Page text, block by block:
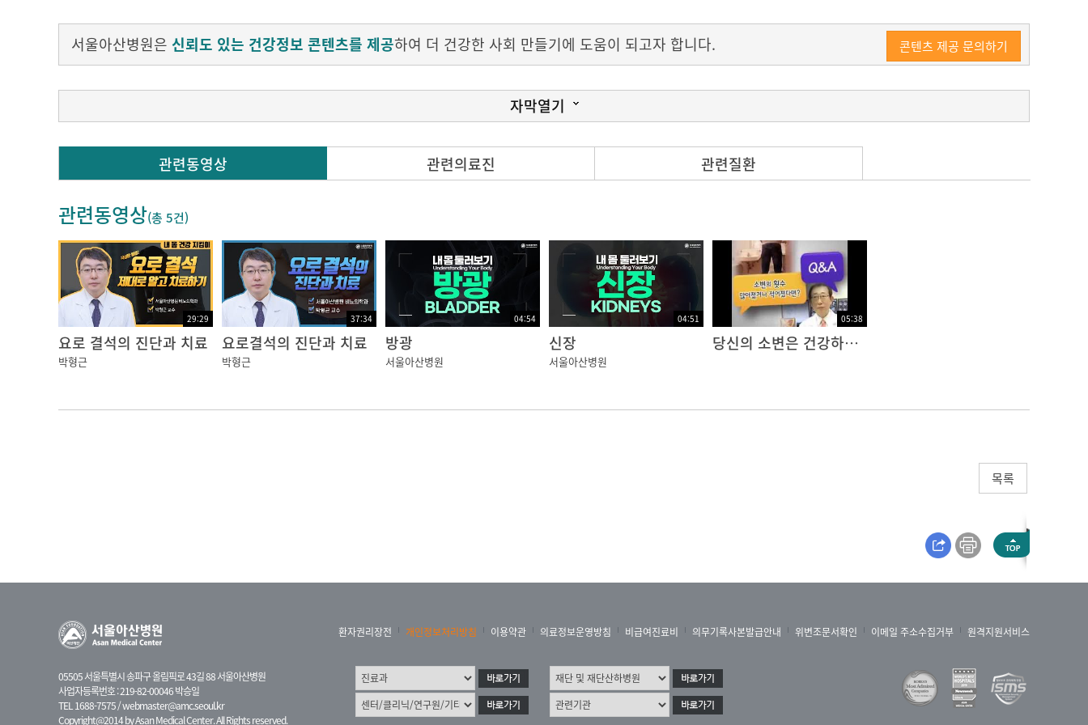
서울아산병원은 신뢰도 있는 건강정보 콘텐츠를 제공하여 더 건강한 사회 만들기에 도움이 되고자 합니다. 콘텐츠 제공 문의하기
자막열기
00:00
(TV에서) 요로 결석과 담석을 같이 취급을 해서 이에 대한 정보를 시청자분들에게 드리고 하는데 사실은 전혀 별개의 질환입니다. 생기는 원인과 생기는 부
라는 점 말씀 드립니다. 그래서 신장하고 소변이 지나가는 길인 요로에 생기는 것이 결석이고
00:32
소변 중에 결석의 재료가 되고 결석의 성분이 되는 그런 물질들이 너무 과포화되서 농축이 되면 그게 뭉쳐져서 결석이 생기게 됩니다. 그래서 소변 중에 그
런 물질이 과포화 됐을 때 (결석이) 생기게 되는데 여기에는 여러 가지 요인이 관여를 합니다. 가족력이나 유전 같은 유전적인 측면과 비만, 고혈압, 당뇨 같
은 성인병, 대사증후군 같은 그런 대사적인 문제 그리고 수분 섭취 이런
가 많아지면서 요로결석도 아주 많아졌기 때문에 최근에는 미국 같은 경우, 우리도 비슷하다고 보는데 전체 100명 인구 중에서 10~15명 정도는 평생 중에
그 종류는 결석의 위치에 따라 보통 콩팥에서 생겨서 그것이 내려가다 밑의 요관에서 걸리거나 하는 경우에 신장 안에 있는 경우 신장 결석, 내려가다가 요
관에 걸려있는 경우 요관 결석, 방광까지 내려오는 경우 방광결석이라고 하는데 방광결석은 콩팥에서 생긴 것이 내려오는 경우도 있고 전립선 비대증 같은
02:53
결석 중에 제일 흔한 것이 석회 성분, 칼슘이 주성분인 결석이 전체의 70~80% 정도 차지한다고 보고 있습니다. 그래서 칼슘 수산석, 수산이란 것은 시금치
같은데 많이 들어있는 것으로 시금치를 많이 섭취하면 증가하는 그런 성분입니다. 칼슘 수산석, 칼슘 인산석을 비롯한 칼슘석이 전체의 70~80%를 차지한
다고 보고 있고 그 다음으로 흔한 것이 감염석, 과거에는 요로 감염 때문에 생기는 감염석이 흔했는데 감염석은 최근에 여러 가지 건강상태나 이런 것이 좋
관련동영상 관련의료진 관련질환
관련동영상(총 5건)
29:29
요로 결석의 진단과 치료
박형근
37:34
요로결석의 진단과 치료
박형근
04:54
방광
서울아산병원
04:51
신장
서울아산병원
05:38
당신의 소변은 건강하십니까?
목록
05505 서울특별시 송파구 올림픽로 43길 88 서울아산병원
사업자등록번호 : 219-82-00046 박승일
TEL 1688-7575 /webmaster@amc.seoul.kr
Copyright@2014 by Asan Medical Center. All Rights reserved.
환자권리장전 개인정보처리방침 이용약관 의료정보운영방침 비급여진료비 의무기록사본발급안내 위변조문서확인 이메일 주소수집거부 원격지원서비스